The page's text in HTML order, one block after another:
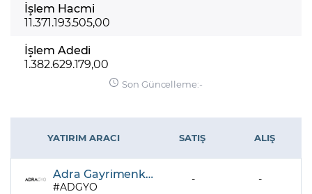
İşlem Hacmi
11.371.193.505,00
İşlem Adedi
1.382.629.179,00
Son Güncelleme:-
YATIRIM ARACI SATIŞ ALIŞ
Adra Gayrimenkul Yatırım Ortaklığı A.Ş.
ADGYO
- -